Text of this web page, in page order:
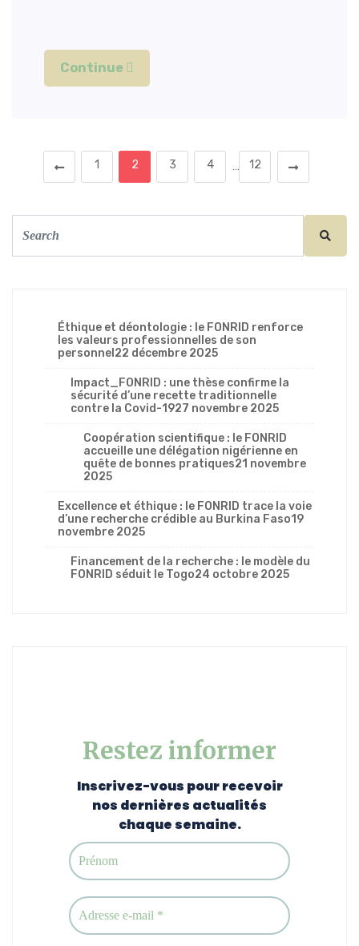
Continue
1 2 3 4 … 12
Éthique et déontologie : le FONRID renforce
les valeurs professionnelles de son
personnel 22 décembre 2025
Impact_FONRID : une thèse confirme la
sécurité d’une recette traditionnelle
contre la Covid-1927 novembre 2025
Coopération scientifique : le FONRID
accueille une délégation nigérienne en
quête de bonnes pratiques21 novembre
2025
Excellence et éthique : le FONRID trace la voie
d’une recherche crédible au Burkina Faso19
novembre 2025
Financement de la recherche : le modèle du
FONRID séduit le Togo24 octobre 2025
Restez informer
Inscrivez-vous pour recevoir
nos dernières actualités
chaque semaine.